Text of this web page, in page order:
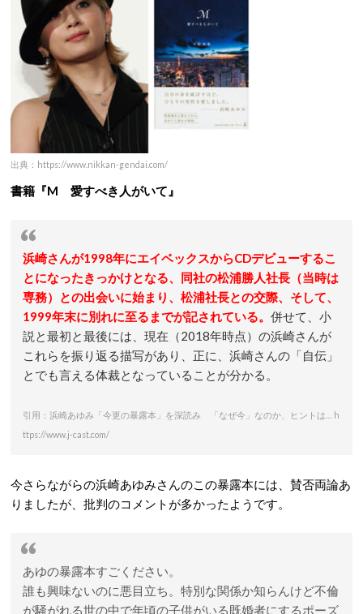
出典：https://www.nikkan-gendai.com/
書籍『M 愛すべき人がいて』
浜崎さんが1998年にエイベックスからCDデビューするこ
とになったきっかけとなる、同社の松浦勝人社長（当時は
専務）との出会いに始まり、松浦社長との交際、そして、
1999年末に別れに至るまでが記されている。 併せて、小
説と最初と最後には、現在（2018年時点）の浜崎さんが
これらを振り返る描写があり、正に、浜崎さんの「自伝」
とでも言える体裁となっていることが分かる。
引用：浜崎あゆみ「今更の暴露本」を深読み 「なぜ今」なのか、ヒントは… h
ttps://www.j-cast.com/
今さらながらの浜崎あゆみさんのこの暴露本には、賛否両論あ
りましたが、批判のコメントが多かったようです。
あゆの暴露本すごください。
誰も興味ないのに悪目立ち。特別な関係か知らんけど不倫
が騒がれる世の中で年頃の子供がいる既婚者にするポーズ